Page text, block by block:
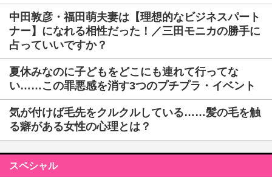
中田敦彦・福田萌夫妻は【理想的なビジネスパート
ナー】になれる相性だった！／三田モニカの勝手に
占っていいですか？
夏休みなのに子どもをどこにも連れて行ってな
い……この罪悪感を消す3つのプチプラ・イベント
気が付けば毛先をクルクルしている……髪の毛を触
る癖がある女性の心理とは？
スペシャル